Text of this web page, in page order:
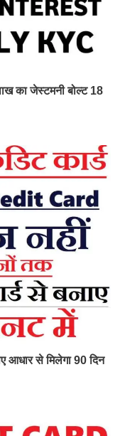
का जेस्टमनी बोल्ट 18
से मिलेगा 90 दिन